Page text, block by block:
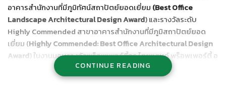
อาคารสำนักงานที่มีภูมิทัศน์สถาปัตย์ยอดเยี่ยม (Best Office
Landscape Architectural Design Award) และรางวัลระดับ
Highly Commended สาขาอาคารสำนักงานที่มีภูมิสถาปัตย์ยอด
เยี่ยม (Highly Commended: Best Office Architectural Design
Award) ในงานมอบรางวัลพร็อพเพอร์ตี้กูรู ไทยแลนด์ พร็อพเพอร์ตี้ อ
วอร์ดส์ 2020 (PropertyGuru Thailand Property Awards 2020)
ซึ่งจัดขึ้นเป็นครั้งที่ 15
CONTINUE READING